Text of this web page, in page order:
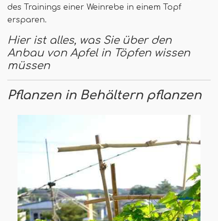
des Trainings einer Weinrebe in einem Topf
ersparen.
Hier ist alles, was Sie über den
Anbau von Apfel in Töpfen wissen
müssen
Pflanzen in Behältern pflanzen